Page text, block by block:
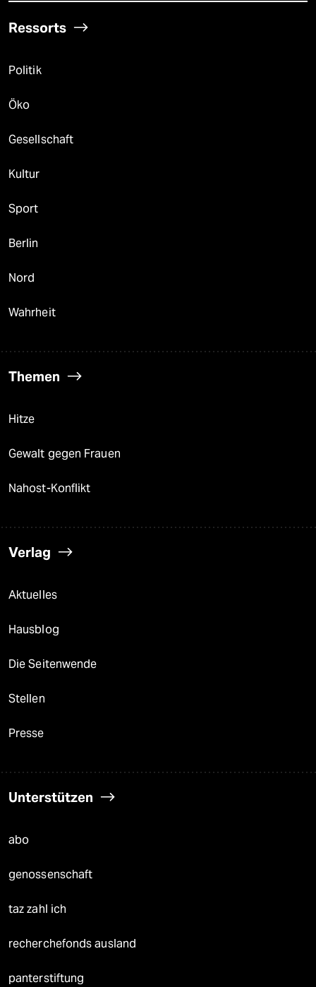
Ressorts
Politik
Öko
Gesellschaft
Kultur
Sport
Berlin
Nord
Wahrheit
Themen
Hitze
Gewalt gegen Frauen
Nahost-Konflikt
Verlag
Aktuelles
Hausblog
Die Seitenwende
Stellen
Presse
Unterstützen
abo
genossenschaft
taz zahl ich
recherchefonds ausland
panterstiftung